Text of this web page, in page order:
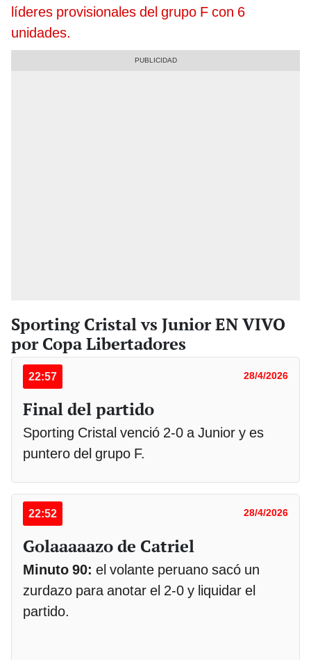
líderes provisionales del grupo F con 6
unidades.
Sporting Cristal vs Junior EN VIVO
por Copa Libertadores
22:57 28/4/2026
Final del partido
Sporting Cristal venció 2-0 a Junior y es
puntero del grupo F.
22:52 28/4/2026
Golaaaaazo de Catriel
Minuto 90: el volante peruano sacó un
zurdazo para anotar el 2-0 y liquidar el
partido.